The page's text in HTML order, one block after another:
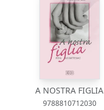
A NOSTRA FIGLIA
9788810712030